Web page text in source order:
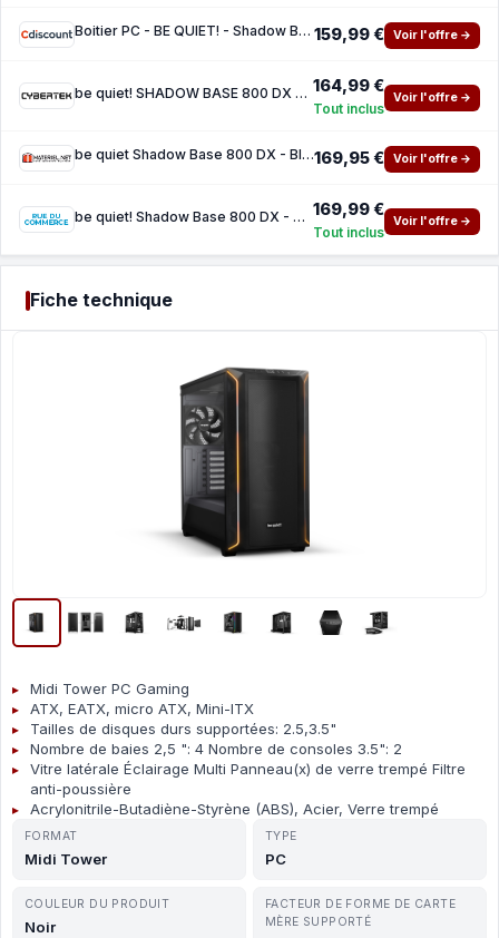
Boitier PC - BE QUIET! - Shadow Base 800 DX - Black - Midi Tower - Excellente circulation 159,99 € Voir l'offre →
be quiet! SHADOW BASE 800 DX Noir - BGW61 164,99 €
Tout inclus
Voir l'offre →
be quiet Shadow Base 800 DX - Black169,95 € Voir l'offre →
be quiet! Shadow Base 800 DX - Black 169,99 €
Tout inclus
Voir l'offre →
Fiche technique
Midi Tower PC Gaming
ATX, EATX, micro ATX, Mini-ITX
Tailles de disques durs supportées: 2.5,3.5"
Nombre de baies 2,5 ": 4 Nombre de consoles 3.5": 2
Vitre latérale Éclairage Multi Panneau(x) de verre trempé Filtre
anti-poussière
Acrylonitrile-Butadiène-Styrène (ABS), Acier, Verre trempé
FORMAT
Midi Tower
TYPE
PC
COULEUR DU PRODUIT
Noir
FACTEUR DE FORME DE CARTE
MÈRE SUPPORTÉ